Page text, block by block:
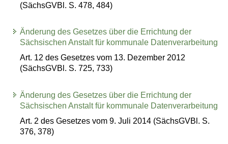
(SächsGVBl. S. 478, 484)
Änderung des Gesetzes über die Errichtung der
Sächsischen Anstalt für kommunale Datenverarbeitung
Art. 12 des Gesetzes vom 13. Dezember 2012
(SächsGVBl. S. 725, 733)
Änderung des Gesetzes über die Errichtung der
Sächsischen Anstalt für kommunale Datenverarbeitung
Art. 2 des Gesetzes vom 9. Juli 2014 (SächsGVBl. S.
376, 378)